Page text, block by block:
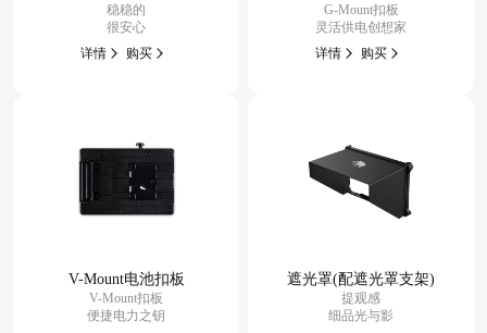
稳稳的
很安心
详情
购买
G-Mount扣板
灵活供电创想家
详情
购买
V-Mount电池扣板
V-Mount扣板
便捷电力之钥
遮光罩(配遮光罩支架)
提观感
细品光与影